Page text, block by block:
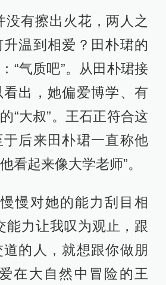
擦出火花，两人之
温到相爱？田朴珺的
“气质吧”。从田朴珺接
出，她偏爱博学、有
“大叔”。王石正符合这
后来田朴珺一直称他
看起来像大学老师”。
对她的能力刮目相
能力让我叹为观止，跟
的人，就想跟你做朋
在大自然中冒险的王